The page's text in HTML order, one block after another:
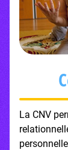
La CNV